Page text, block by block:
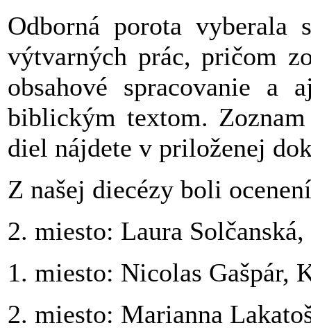
Odborná porota vyberala
výtvarných prác, pričom
obsahové spracovanie a
biblickým textom.
diel nájdete v priloženej
Z našej diecézy boli
2. miesto: Laura
1. miesto: Nicolas Gašpár,
2. miesto: Marianna